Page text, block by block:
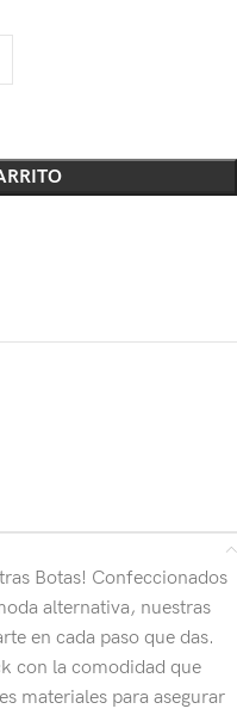
Botas! Confeccionados
alternativa, nuestras
en cada paso que das.
con la comodidad que
materiales para asegurar